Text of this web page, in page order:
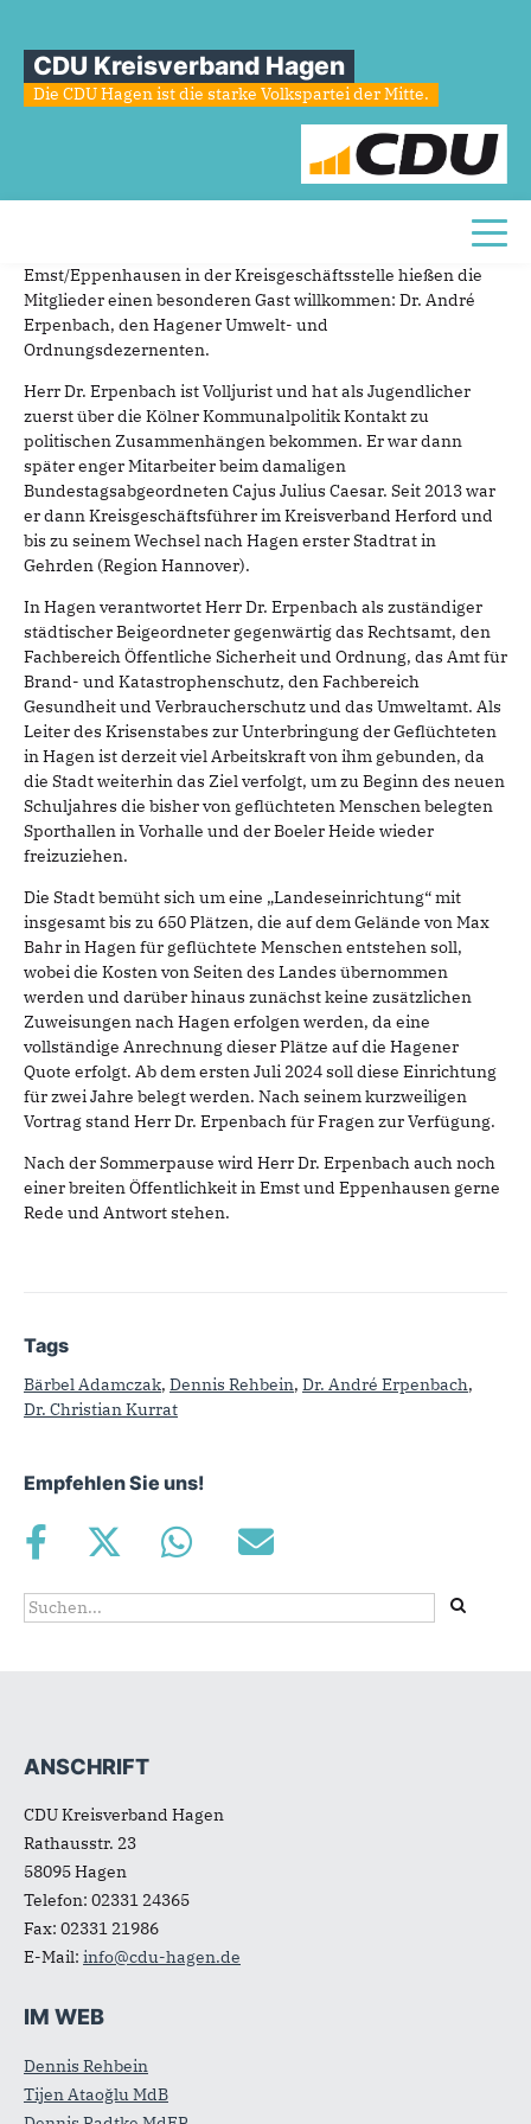
CDU Kreisverband Hagen
Die CDU Hagen ist die starke Volkspartei der Mitte.
Sie sind hier
CDUEmst/Eppenhausenbegrüßt
AndréErpenbach
Emst/Eppenhausen in der Kreisgeschäftsstelle hießen die
Mitglieder einen besonderen Gast willkommen: Dr. André
Erpenbach, den Hagener Umwelt- und
Ordnungsdezernenten.
Herr Dr. Erpenbach ist Volljurist und hat als Jugendlicher
zuerst über die Kölner Kommunalpolitik Kontakt zu
politischen Zusammenhängen bekommen. Er war dann
später enger Mitarbeiter beim damaligen
Bundestagsabgeordneten Cajus Julius Caesar. Seit 2013 war
er dann Kreisgeschäftsführer im Kreisverband Herford und
bis zu seinem Wechsel nach Hagen erster Stadtrat in
Gehrden (Region Hannover).
In Hagen verantwortet Herr Dr. Erpenbach als zuständiger
städtischer Beigeordneter gegenwärtig das Rechtsamt, den
Fachbereich Öffentliche Sicherheit und Ordnung, das Amt für
Brand- und Katastrophenschutz, den Fachbereich
Gesundheit und Verbraucherschutz und das Umweltamt. Als
Leiter des Krisenstabes zur Unterbringung der Geflüchteten
in Hagen ist derzeit viel Arbeitskraft von ihm gebunden, da
die Stadt weiterhin das Ziel verfolgt, um zu Beginn des neuen
Schuljahres die bisher von geflüchteten Menschen belegten
Sporthallen in Vorhalle und der Boeler Heide wieder
freizuziehen.
Die Stadt bemüht sich um eine „Landeseinrichtung“ mit
insgesamt bis zu 650 Plätzen, die auf dem Gelände von Max
Bahr in Hagen für geflüchtete Menschen entstehen soll,
wobei die Kosten von Seiten des Landes übernommen
werden und darüber hinaus zunächst keine zusätzlichen
Zuweisungen nach Hagen erfolgen werden, da eine
vollständige Anrechnung dieser Plätze auf die Hagener
Quote erfolgt. Ab dem ersten Juli 2024 soll diese Einrichtung
für zwei Jahre belegt werden. Nach seinem kurzweiligen
Vortrag stand Herr Dr. Erpenbach für Fragen zur Verfügung.
Nach der Sommerpause wird Herr Dr. Erpenbach auch noch
einer breiten Öffentlichkeit in Emst und Eppenhausen gerne
Rede und Antwort stehen.
Tags
Bärbel Adamczak, Dennis Rehbein, Dr. André Erpenbach,
Dr. Christian Kurrat
Empfehlen Sie uns!
Suchformular
Suche
Fußbereich
ANSCHRIFT
CDU Kreisverband Hagen
Rathausstr. 23
58095Hagen
Telefon: 02331 24365
Fax: 02331 21986
E-Mail: info@cdu-hagen.de
IM WEB
Dennis Rehbein
Tijen Ataoğlu MdB